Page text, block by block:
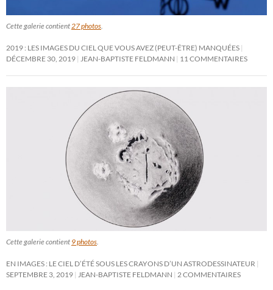
Cette galerie contient27 photos.
2019 : LES IMAGES DU CIEL QUE VOUS AVEZ (PEUT-ÊTRE) MANQUÉES
DÉCEMBRE 30, 2019 JEAN-BAPTISTE FELDMANN 11 COMMENTAIRES
Cette galerie contient 9 photos.
EN IMAGES : LE CIEL D’ÉTÉ SOUS LES CRAYONS D’UN ASTRODESSINATEUR
SEPTEMBRE 3, 2019 JEAN-BAPTISTE FELDMANN 2 COMMENTAIRES